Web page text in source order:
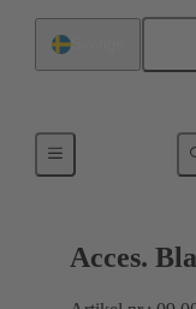
Acces.